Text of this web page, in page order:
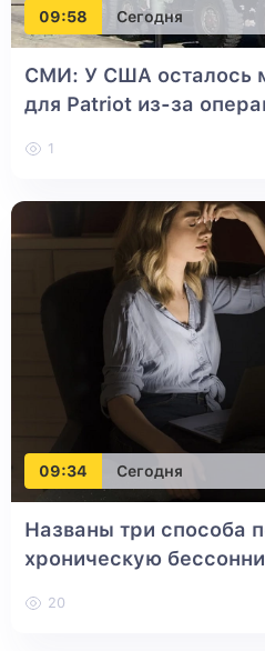
09:58 Сегодня
СМИ: У США осталось
для Patriot из-за
1
09:34 Сегодня
Названы три способа
хроническую
20